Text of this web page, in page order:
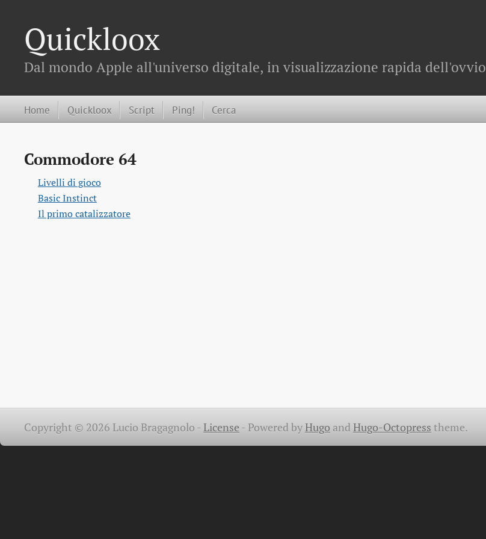
Quickloox
Dal mondo Apple all'universo digitale, in visualizzazione rapida dell'ovvio
Home Quickloox Script Ping! Cerca
Commodore 64
Livelli di gioco
Basic Instinct
Il primo catalizzatore
Copyright © 2026 Lucio Bragagnolo -License -Powered byHugoandHugo-Octopress theme.